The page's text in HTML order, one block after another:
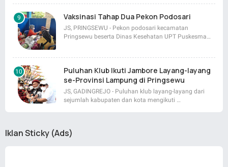
Vaksinasi Tahap Dua Pekon Podosari
JS, PRINGSEWU - Pekon podosari kecamatan
Pringsewu beserta Dinas Kesehatan UPT Puskesma…
Puluhan Klub Ikuti Jambore Layang-layang
se-Provinsi Lampung di Pringsewu
JS, GADINGREJO - Puluhan klub layang-layang dari
sejumlah kabupaten dan kota mengikuti …
Iklan Sticky (Ads)